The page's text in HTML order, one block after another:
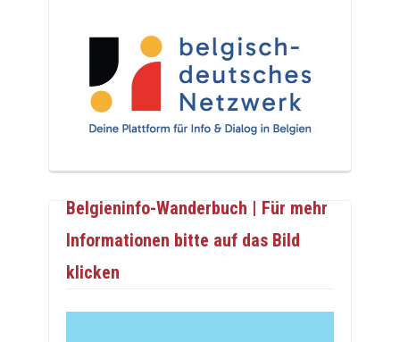
Belgieninfo-Wanderbuch | Für mehr
Informationen bitte auf das Bild
klicken